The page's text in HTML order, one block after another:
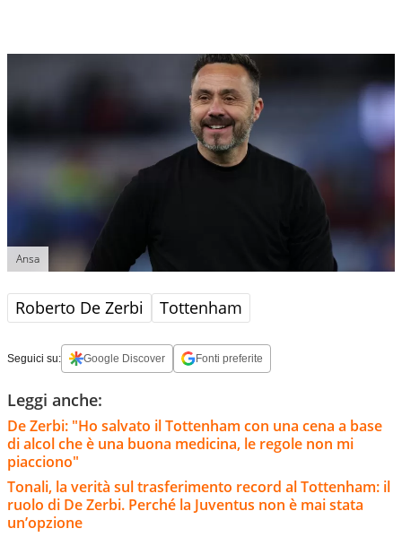
Ansa
Roberto De Zerbi Tottenham
Seguici su: Google Discover Fonti preferite
Leggi anche:
De Zerbi: "Ho salvato il Tottenham con una cena a base
di alcol che è una buona medicina, le regole non mi
piacciono"
Tonali, la verità sul trasferimento record al Tottenham: il
ruolo di De Zerbi. Perché la Juventus non è mai stata
un’opzione